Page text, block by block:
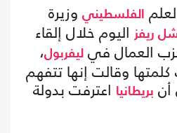
الفلسطيني وزيرة
ريفز اليوم خلال إلقاء
العمال في ليفربول،
وقالت إنها تتفهم
أن بريطانيا اعترفت بدولة